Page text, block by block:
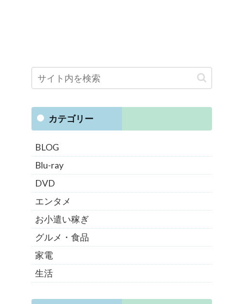
カテゴリー
BLOG
Blu-ray
DVD
エンタメ
お小遣い稼ぎ
グルメ・食品
家電
生活